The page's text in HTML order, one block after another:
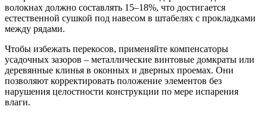
волокнах должно составлять 15–18%, что достигается
естественной сушкой под навесом в штабелях с прокладками
между рядами.
Чтобы избежать перекосов, применяйте компенсаторы
усадочных зазоров – металлические винтовые домкраты или
деревянные клинья в оконных и дверных проемах. Они
позволяют корректировать положение элементов без
нарушения целостности конструкции по мере испарения
влаги.